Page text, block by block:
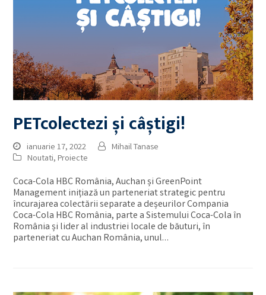
PETcolectezi și câștigi!
ianuarie 17, 2022
Mihail Tanase
Noutati,Proiecte
Coca-Cola HBC România, Auchan și GreenPoint
Management inițiază un parteneriat strategic pentru
încurajarea colectării separate a deșeurilor Compania
Coca-Cola HBC România, parte a Sistemului Coca-Cola în
România și lider al industriei locale de băuturi, în
parteneriat cu Auchan România, unul…